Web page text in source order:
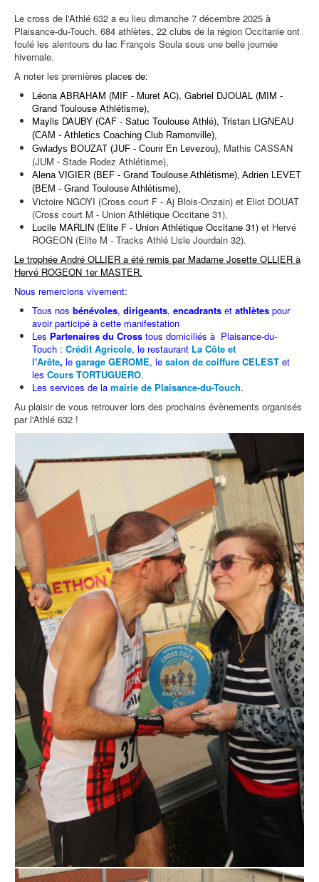
Le cross de l'Athlé 632 a eu lieu dimanche 7 décembre 2025 à
Plaisance-du-Touch. 684 athlètes, 22 clubs de la région Occitanie ont
foulé les alentours du lac François Soula sous une belle journée
hivernale.
A noter les premières places de:
Léona ABRAHAM (MIF - Muret AC), Gabriel DJOUAL (MIM -
Grand Toulouse Athlétisme),
Maylis DAUBY (CAF - Satuc Toulouse Athlé), Tristan LIGNEAU
(CAM - Athletics Coaching Club Ramonville),
Gwladys BOUZAT (JUF - Courir En Levezou), Mathis CASSAN
(JUM - Stade Rodez Athlétisme),
Alena VIGIER (BEF - Grand Toulouse Athlétisme), Adrien LEVET
(BEM - Grand Toulouse Athlétisme),
Victoire NGOYI (Cross court F - Aj Blois-Onzain) et Eliot DOUAT
(Cross court M - Union Athlétique Occitane 31),
Lucile MARLIN (Elite F - Union Athlétique Occitane 31) et Hervé
ROGEON (Elite M - Tracks Athlé Lisle Jourdain 32).
Le trophée André OLLIER a été remis par Madame Josette OLLIER à
Hervé ROGEON 1er MASTER.
Nous remercions vivement:
Tous nos bénévoles, dirigeants, encadrants et athlètes pour
avoir participé à cette manifestation
Les Partenaires du Cross tous domiciliés à Plaisance-du-
Touch : Crédit Agricole, le restaurant La Côte et
l'Arête, le garage GEROME, le salon de coiffure CELEST et
les Cours TORTUGUERO.
Les services de la mairie de Plaisance-du-Touch.
Au plaisir de vous retrouver lors des prochains évènements organisés
par l'Athlé 632 !